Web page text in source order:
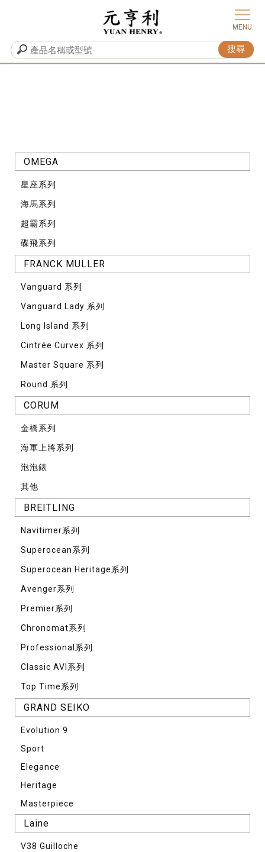
OMEGA
星座系列
海馬系列
超霸系列
碟飛系列
FRANCK MULLER
Vanguard 系列
Vanguard Lady 系列
Long Island 系列
Cintrée Curvex 系列
Master Square 系列
Round 系列
CORUM
⾦橋系列
海軍上將系列
泡泡錶
其他
BREITLING
Navitimer系列
Superocean系列
Superocean Heritage系列
Avenger系列
Premier系列
Chronomat系列
Professional系列
Classic AVI系列
Top Time系列
GRAND SEIKO
Evolution 9
Sport
Elegance
Heritage
Masterpiece
Laine
V38 Guilloche